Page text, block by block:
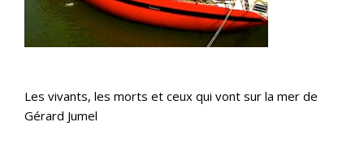
Les vivants, les morts et ceux qui vont sur la mer de
Gérard Jumel